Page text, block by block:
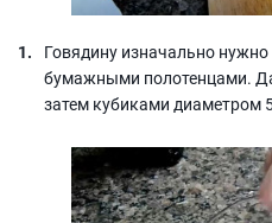
Говядину изначально
бумажными полотенцами.
затем кубиками диаметром